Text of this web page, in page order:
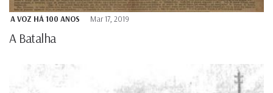
A VOZ HÁ 100 ANOS Mar 17, 2019
A Batalha